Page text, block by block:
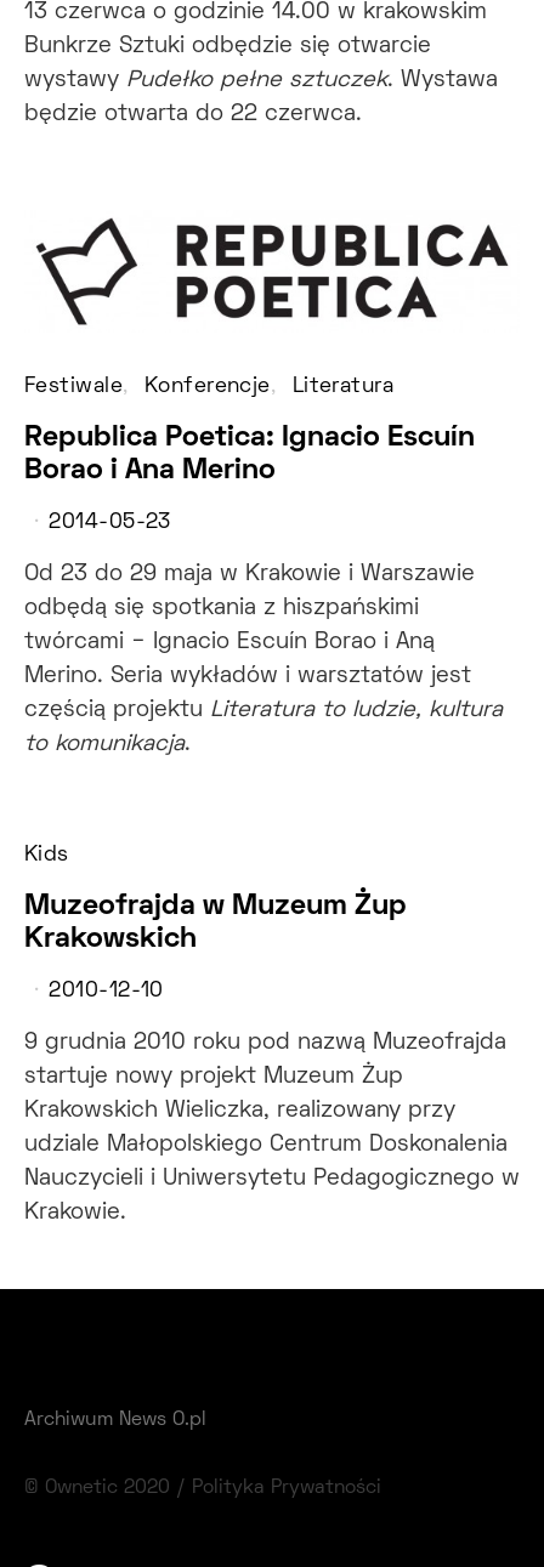
13 czerwca o godzinie 14.00 w krakowskim
Bunkrze Sztuki odbędzie się otwarcie
wystawy Pudełko pełne sztuczek. Wystawa
będzie otwarta do 22 czerwca.
Festiwale Konferencje Literatura
Republica Poetica: Ignacio Escuín
Borao i Ana Merino
2014-05-23
Od 23 do 29 maja w Krakowie i Warszawie
odbędą się spotkania z hiszpańskimi
twórcami − Ignacio Escuín Borao i Aną
Merino. Seria wykładów i warsztatów jest
częścią projektu Literatura to ludzie, kultura
to komunikacja.
Kids
Muzeofrajda w Muzeum Żup
Krakowskich
2010-12-10
9 grudnia 2010 roku pod nazwą Muzeofrajda
startuje nowy projekt Muzeum Żup
Krakowskich Wieliczka, realizowany przy
udziale Małopolskiego Centrum Doskonalenia
Nauczycieli i Uniwersytetu Pedagogicznego w
Krakowie.
Archiwum News O.pl
© Ownetic 2020 / Polityka Prywatności